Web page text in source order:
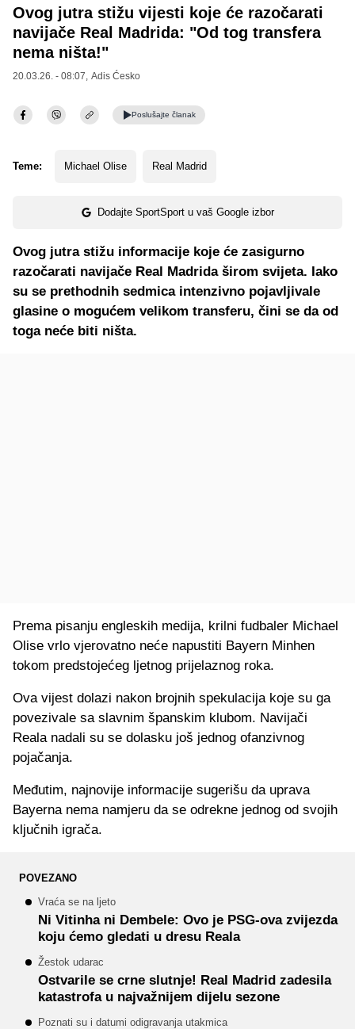
Ovog jutra stižu vijesti koje će razočarati
navijače Real Madrida: "Od tog transfera
nema ništa!"
20.03.26. - 08:07, Adis Ćesko
Poslušajte članak
Teme: Michael Olise Real Madrid
Dodajte SportSport u vaš Google izbor
Ovog jutra stižu informacije koje će zasigurno
razočarati navijače Real Madrida širom svijeta. Iako
su se prethodnih sedmica intenzivno pojavljivale
glasine o mogućem velikom transferu, čini se da od
toga neće biti ništa.
Prema pisanju engleskih medija, krilni fudbaler Michael
Olise vrlo vjerovatno neće napustiti Bayern Minhen
tokom predstojećeg ljetnog prijelaznog roka.
Ova vijest dolazi nakon brojnih spekulacija koje su ga
povezivale sa slavnim španskim klubom. Navijači
Reala nadali su se dolasku još jednog ofanzivnog
pojačanja.
Međutim, najnovije informacije sugerišu da uprava
Bayerna nema namjeru da se odrekne jednog od svojih
ključnih igrača.
POVEZANO
Vraća se na ljeto
Ni Vitinha ni Dembele: Ovo je PSG-ova zvijezda
koju ćemo gledati u dresu Reala
Žestok udarac
Ostvarile se crne slutnje! Real Madrid zadesila
katastrofa u najvažnijem dijelu sezone
Poznati su i datumi odigravanja utakmica